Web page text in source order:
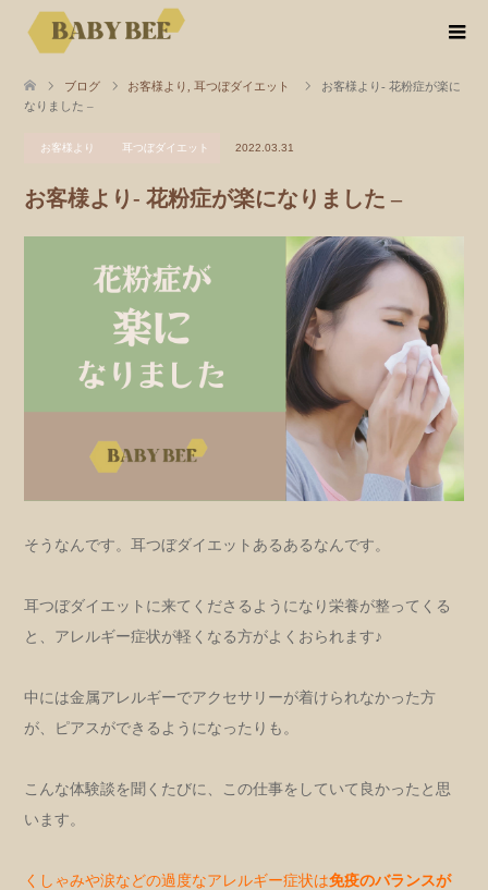
ブログ お客様より 耳つぼダイエット
お客様より- 花粉症が楽に
なりました –
お客様より 耳つぼダイエット 2022.03.31
お客様より- 花粉症が楽になりました –
そうなんです。耳つぼダイエットあるあるなんです。
耳つぼダイエットに来てくださるようになり栄養が整ってくる
と、アレルギー症状が軽くなる方がよくおられます♪
中には金属アレルギーでアクセサリーが着けられなかった方
が、ピアスができるようになったりも。
こんな体験談を聞くたびに、この仕事をしていて良かったと思
います。
くしゃみや涙などの過度なアレルギー症状は免疫のバランスが